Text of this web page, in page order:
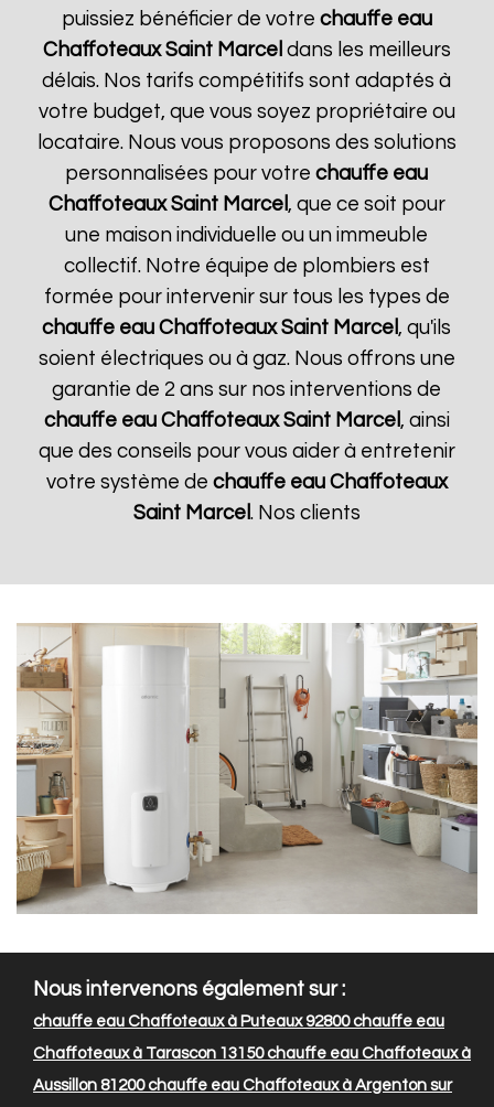
puissiez bénéficier de votre chauffe eau
Chaffoteaux Saint Marcel dans les meilleurs
délais. Nos tarifs compétitifs sont adaptés à
votre budget, que vous soyez propriétaire ou
locataire. Nous vous proposons des solutions
personnalisées pour votrechauffe eau
Chaffoteaux Saint Marcel , que ce soit pour
une maison individuelle ou un immeuble
collectif. Notre équipe de plombiers est
formée pour intervenir sur tous les types de
chauffe eau Chaffoteaux Saint Marcel, qu'ils
soient électriques ou à gaz. Nous offrons une
garantie de 2 ans sur nos interventions de
chauffe eau Chaffoteaux Saint Marcel , ainsi
que des conseils pour vous aider à entretenir
votre système de chauffe eau Chaffoteaux
Saint Marcel . Nos clients
Nous intervenons également sur :
chauffe eau Chaffoteaux à Puteaux 92800chauffe eau
Chaffoteaux à Tarascon 13150chauffe eau Chaffoteaux à
Aussillon 81200chauffe eau Chaffoteaux à Argenton sur